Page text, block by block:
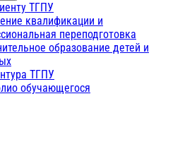
ТГПУ
квалификации и
переподготовка
образование детей и
ТГПУ
обучающегося